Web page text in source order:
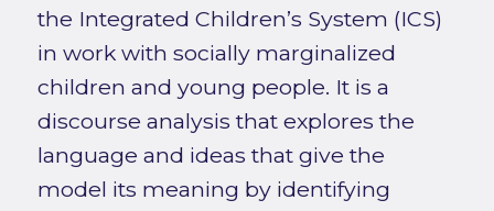
the Integrated Children’s System (ICS)
in work with socially marginalized
children and young people. It is a
discourse analysis that explores the
language and ideas that give the
model its meaning by identifying